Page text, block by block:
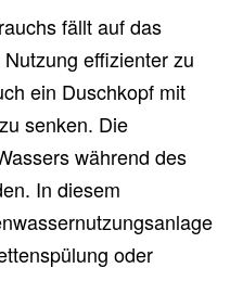
fällt auf das
effizienter zu
ein Duschkopf mit
senken. Die
während des
In diesem
oder